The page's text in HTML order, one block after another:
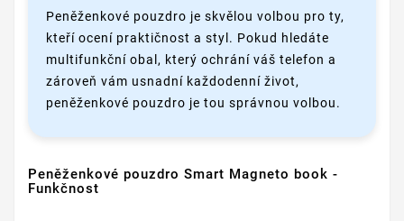
Peněženkové pouzdro je skvělou volbou pro ty,
kteří ocení praktičnost a styl. Pokud hledáte
multifunkční obal, který ochrání váš telefon a
zároveň vám usnadní každodenní život,
peněženkové pouzdro je tou správnou volbou.
Peněženkové pouzdro Smart Magneto book -
Funkčnost